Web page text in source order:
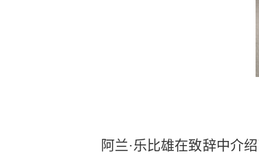
阿兰·乐比雄在致辞中介绍